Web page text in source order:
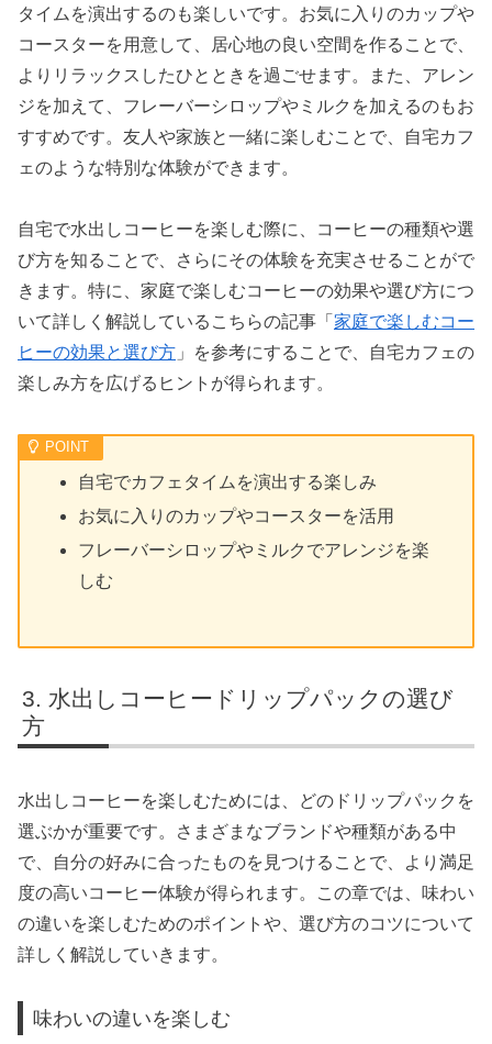
タイムを演出するのも楽しいです。お気に入りのカップや
コースターを用意して、居心地の良い空間を作ることで、
よりリラックスしたひとときを過ごせます。また、アレン
ジを加えて、フレーバーシロップやミルクを加えるのもお
すすめです。友人や家族と一緒に楽しむことで、自宅カフ
ェのような特別な体験ができます。
自宅で水出しコーヒーを楽しむ際に、コーヒーの種類や選
び方を知ることで、さらにその体験を充実させることがで
きます。特に、家庭で楽しむコーヒーの効果や選び方につ
いて詳しく解説しているこちらの記事「 家庭で楽しむコー
ヒーの効果と選び方 」を参考にすることで、自宅カフェの
楽しみ方を広げるヒントが得られます。
自宅でカフェタイムを演出する楽しみ
お気に入りのカップやコースターを活用
フレーバーシロップやミルクでアレンジを楽
しむ
水出しコーヒードリップパックの選び
方
水出しコーヒーを楽しむためには、どのドリップパックを
選ぶかが重要です。さまざまなブランドや種類がある中
で、自分の好みに合ったものを見つけることで、より満足
度の高いコーヒー体験が得られます。この章では、味わい
の違いを楽しむためのポイントや、選び方のコツについて
詳しく解説していきます。
味わいの違いを楽しむ